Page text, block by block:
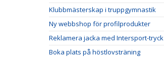
Klubbmästerskap i truppgymnastik
Ny webbshop för profilprodukter
Reklamera jacka med Intersport-tryck
Boka plats på höstlovsträning